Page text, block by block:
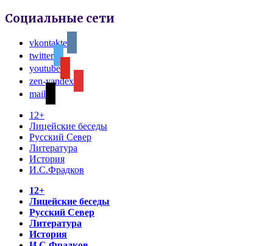
Социальные сети
vkontakte
twitter
youtube
zen-yandex
mail
12+
Лицейские беседы
Русский Север
Литература
История
И.С.Фрадков
12+
Лицейские беседы
Русский Север
Литература
История